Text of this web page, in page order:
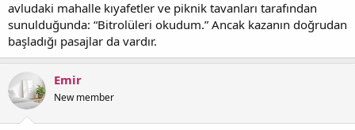
avludaki mahalle kıyafetler ve piknik tavanları tarafından
sunulduğunda: “Bitrolüleri okudum.” Ancak kazanın doğrudan
başladığı pasajlar da vardır.
Emir
New member